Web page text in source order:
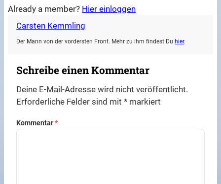
Already a member? Hier einloggen
Carsten Kemmling
Der Mann von der vordersten Front. Mehr zu ihm findest Du hier.
Schreibe einen Kommentar
Deine E-Mail-Adresse wird nicht veröffentlicht.
Erforderliche Felder sind mit* markiert
Kommentar*